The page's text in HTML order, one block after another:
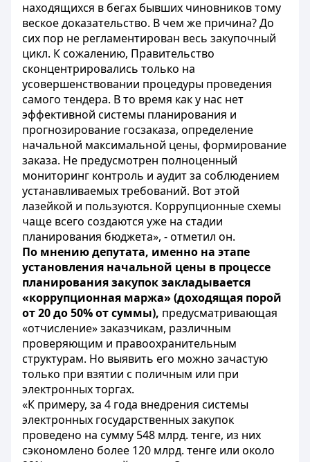
находящихся в бегах бывших чиновников тому
веское доказательство. В чем же причина? До
сих пор не регламентирован весь закупочный
цикл. К сожалению, Правительство
сконцентрировались только на
усовершенствовании процедуры проведения
самого тендера. В то время как у нас нет
эффективной системы планирования и
прогнозирование госзаказа, определение
начальной максимальной цены, формирование
заказа. Не предусмотрен полноценный
мониторинг контроль и аудит за соблюдением
устанавливаемых требований. Вот этой
лазейкой и пользуются. Коррупционные схемы
чаще всего создаются уже на стадии
планирования бюджета», - отметил он.
По мнению депутата, именно на этапе
установления начальной цены в процессе
планирования закупок закладывается
«коррупционная маржа» (доходящая порой
от 20 до 50% от суммы), предусматривающая
«отчисление» заказчикам, различным
проверяющим и правоохранительным
структурам. Но выявить его можно зачастую
только при взятии с поличным или при
электронных торгах.
«К примеру, за 4 года внедрения системы
электронных государственных закупок
проведено на сумму 548 млрд. тенге, из них
сэкономлено более 120 млрд. тенге или около